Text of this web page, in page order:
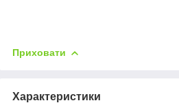
Приховати
Характеристики